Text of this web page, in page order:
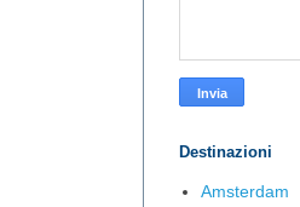
Destinazioni
Amsterdam